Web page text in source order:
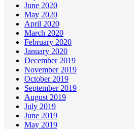
June 2020
May 2020
April 2020
March 2020
February 2020
January 2020
December 2019
November 2019
October 2019
September 2019
August 2019
July 2019
June 2019
May 2019